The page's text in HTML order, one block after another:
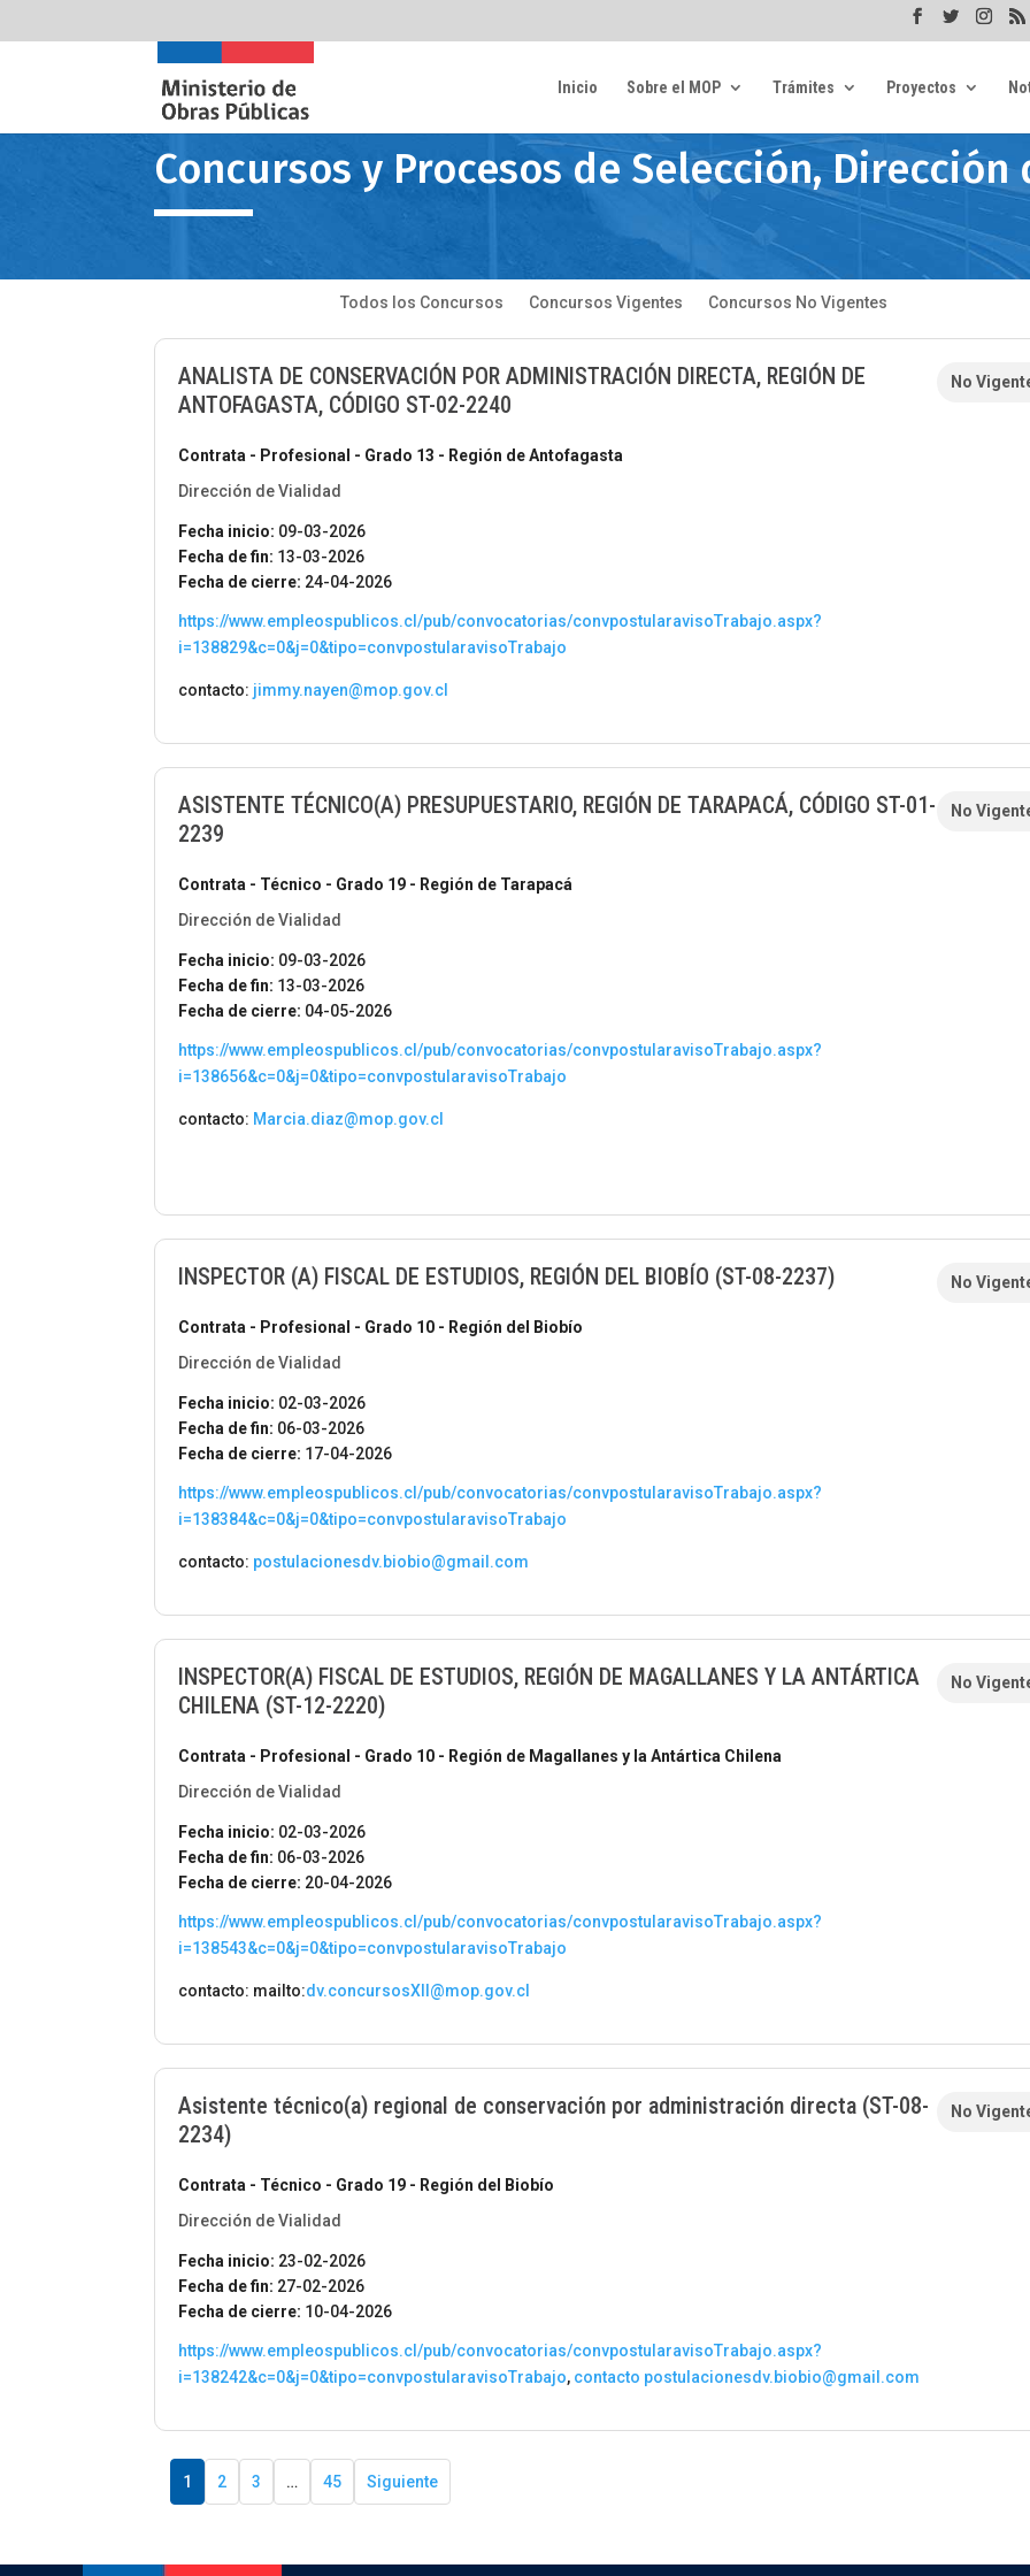
Inicio Sobre el MOP Trámites Proyectos
Concursos y Procesos de Selección,
Todos los Concursos Concursos Vigentes Concursos No Vigentes
ANALISTA DE CONSERVACIÓN POR ADMINISTRACIÓN DIRECTA, REGIÓN DE
ANTOFAGASTA, CÓDIGO ST-02-2240
No
Contrata - Profesional - Grado 13 - Región de Antofagasta
Dirección de Vialidad
Fecha inicio: 09-03-2026
Fecha de fin: 13-03-2026
Fecha de cierre: 24-04-2026
https://www.empleospublicos.cl/pub/convocatorias/convpostularavisoTrabajo.aspx?
i=138829&c=0&j=0&tipo=convpostularavisoTrabajo
contacto: jimmy.nayen@mop.gov.cl
ASISTENTE TÉCNICO(A) PRESUPUESTARIO, REGIÓN DE TARAPACÁ, CÓDIGO ST-01-
2239
No
Contrata - Técnico - Grado 19 - Región de Tarapacá
Dirección de Vialidad
Fecha inicio: 09-03-2026
Fecha de fin: 13-03-2026
Fecha de cierre: 04-05-2026
https://www.empleospublicos.cl/pub/convocatorias/convpostularavisoTrabajo.aspx?
i=138656&c=0&j=0&tipo=convpostularavisoTrabajo
contacto: Marcia.diaz@mop.gov.cl
INSPECTOR (A) FISCAL DE ESTUDIOS, REGIÓN DEL BIOBÍO (ST-08-2237) No
Contrata - Profesional - Grado 10 - Región del Biobío
Dirección de Vialidad
Fecha inicio: 02-03-2026
Fecha de fin: 06-03-2026
Fecha de cierre: 17-04-2026
https://www.empleospublicos.cl/pub/convocatorias/convpostularavisoTrabajo.aspx?
i=138384&c=0&j=0&tipo=convpostularavisoTrabajo
contacto: postulacionesdv.biobio@gmail.com
INSPECTOR(A) FISCAL DE ESTUDIOS, REGIÓN DE MAGALLANES Y LA ANTÁRTICA
CHILENA (ST-12-2220)
No
Contrata - Profesional - Grado 10 - Región de Magallanes y la Antártica Chilena
Dirección de Vialidad
Fecha inicio: 02-03-2026
Fecha de fin: 06-03-2026
Fecha de cierre: 20-04-2026
https://www.empleospublicos.cl/pub/convocatorias/convpostularavisoTrabajo.aspx?
i=138543&c=0&j=0&tipo=convpostularavisoTrabajo
contacto: mailto:dv.concursosXII@mop.gov.cl
Asistente técnico(a) regional de conservación por administración directa (ST-08-
2234)
No
Contrata - Técnico - Grado 19 - Región del Biobío
Dirección de Vialidad
Fecha inicio: 23-02-2026
Fecha de fin: 27-02-2026
Fecha de cierre: 10-04-2026
https://www.empleospublicos.cl/pub/convocatorias/convpostularavisoTrabajo.aspx?
i=138242&c=0&j=0&tipo=convpostularavisoTrabajo, contacto postulacionesdv.biobio@gmail.com
1 2 3 … 45 Siguiente